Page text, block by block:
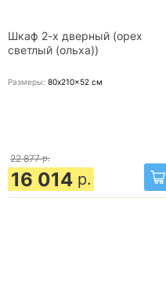
Шкаф 2-х дверный (орех
светлый (ольха))
Размеры: 80x210x52 см
22 877 р.
16 014 р.